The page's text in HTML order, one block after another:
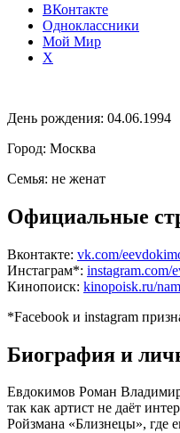
ВКонтакте
Одноклассники
Мой Мир
X
День рождения: 04.06.1994
Город: Москва
Семья: не женат
Официальные
Вконтакте: vk.com/
Инстаграм*: instagram.com/
Кинопоиск: kinopoisk.ru/
*Facebook и instagram
Биография и
Евдокимов Роман
так как артист не даёт
Ройзмана «Близнецы», где